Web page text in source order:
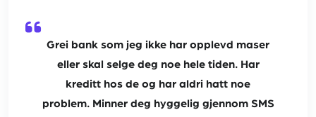
Grei bank som jeg ikke har opplevd maser
eller skal selge deg noe hele tiden. Har
kreditt hos de og har aldri hatt noe
problem. Minner deg hyggelig gjennom SMS